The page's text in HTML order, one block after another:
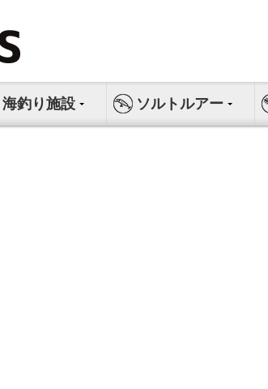
海釣り施設 ソルトルアー